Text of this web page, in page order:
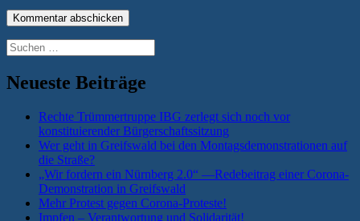
Suchen
nach:
Neueste Beiträge
Rechte Trümmertruppe IBG zerlegt sich noch vor
konstituierender Bürgerschaftssitzung
Wer geht in Greifswald bei den Montagsdemonstrationen auf
die Straße?
„Wir fordern ein Nürnberg 2.0“ —Redebeitrag einer Corona-
Demonstration in Greifswald
Mehr Protest gegen Corona-Proteste!
Impfen – Verantwortung und Solidarität!